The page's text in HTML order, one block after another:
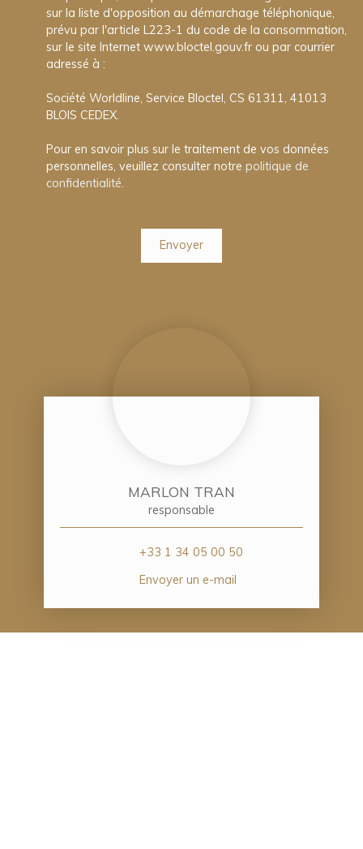
sur la liste d'opposition au démarchage téléphonique,
prévu par l'article L223-1 du code de la consommation,
sur le site Internet www.bloctel.gouv.fr ou par courrier
adressé à :
Société Worldline, Service Bloctel, CS 61311, 41013
BLOIS CEDEX.
Pour en savoir plus sur le traitement de vos données
personnelles, veuillez consulter notre politique de
confidentialité.
Envoyer
MARLON TRAN
responsable
+33 1 34 05 00 50
Envoyer un e-mail